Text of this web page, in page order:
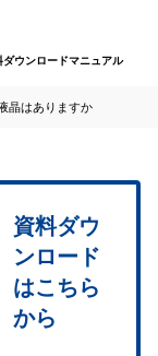
ダウンロードマニュアル
晶はありますか
資料ダウ
ンロード
はこちら
から